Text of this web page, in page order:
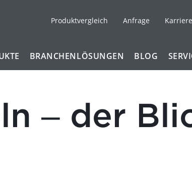
Produktvergleich Anfrage Karriere
BRANCHENLÖSUNGEN BLOG
‒ der